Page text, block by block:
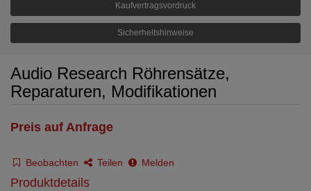
Kaufvertragsvordruck
Sicherheitshinweise
Audio Research Röhrensätze,
Reparaturen, Modifikationen
Preis auf Anfrage
Beobachten Teilen Melden
Produktdetails